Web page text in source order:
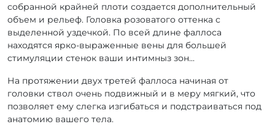
собранной крайней плоти создается дополнительный
объем и рельеф. Головка розоватого оттенка с
выделенной уздечкой. По всей длине фаллоса
находятся ярко-выраженные вены для большей
стимуляции стенок ваши интимныз зон...
На протяжении двух третей фаллоса начиная от
головки ствол очень подвижный и в меру мягкий, что
позволяет ему слегка изгибаться и подстраиваться под
анатомию вашего тела.